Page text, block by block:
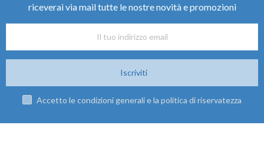
riceverai via mail tutte le nostre novità e promozioni
Iscriviti
Accetto le condizioni generali e la politica di riservatezza